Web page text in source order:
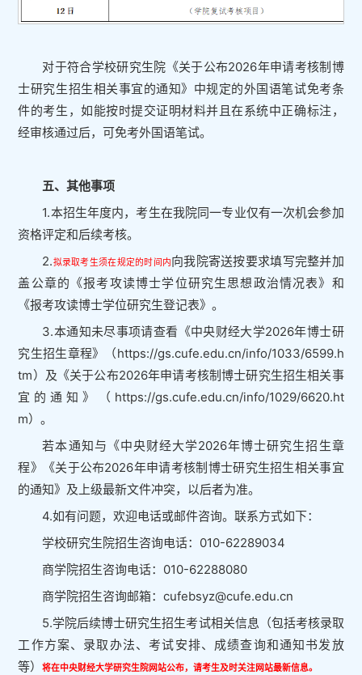
对于符合学校研究生院《关于公布2026年申请考核制博
士研究生招生相关事宜的通知》中规定的外国语笔试免考条
件的考生，如能按时提交证明材料并且在系统中正确标注，
经审核通过后，可免考外国语笔试。
五、其他事项
1.本招生年度内，考生在我院同一专业仅有一次机会参加
资格评定和后续考核。
2.拟录取考生须在规定的时间内向我院寄送按要求填写完整并加
盖公章的《报考攻读博士学位研究生思想政治情况表》和
《报考攻读博士学位研究生登记表》。
3.本通知未尽事项请查看《中央财经大学2026年博士研
究生招生章程》（https://gs.cufe.edu.cn/info/1033/6599.h
tm）及《关于公布2026年申请考核制博士研究生招生相关事
宜的通知》（https://gs.cufe.edu.cn/info/1029/6620.ht
m）。
若本通知与《中央财经大学2026年博士研究生招生章
程》《关于公布2026年申请考核制博士研究生招生相关事宜
的通知》及上级最新文件冲突，以后者为准。
4.如有问题，欢迎电话或邮件咨询。联系方式如下：
学校研究生院招生咨询电话：010-62289034
商学院招生咨询电话：010-62288080
商学院招生咨询邮箱：cufebsyz@cufe.edu.cn
5.学院后续博士研究生招生考试相关信息（包括考核录取
工作方案、录取办法、考试安排、成绩查询和通知书发放
等）将在中央财经大学研究生院网站公布，请考生及时关注网站最新信息。